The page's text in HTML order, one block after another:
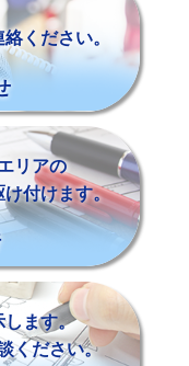
ください。
リアの
け付けます。
します。
ください。